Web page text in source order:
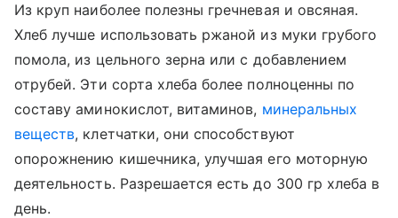
Из круп наиболее полезны гречневая и овсяная.
Хлеб лучше использовать ржаной из муки грубого
помола, из цельного зерна или с добавлением
отрубей. Эти сорта хлеба более полноценны по
составу аминокислот, витаминов, минеральных
веществ, клетчатки, они способствуют
опорожнению кишечника, улучшая его моторную
деятельность. Разрешается есть до 300 гр хлеба в
день.